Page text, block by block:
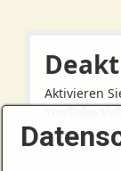
Aktivieren
Anbieter: